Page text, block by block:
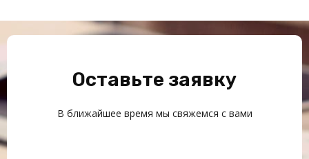
Оставьте заявку
В ближайшее время мы свяжемся с вами